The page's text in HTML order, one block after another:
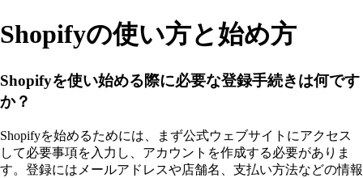
Shopifyの使い方と始め方
Shopifyを使い始める際に必要な登録手続きは何です
か？
Shopifyを始めるためには、まず公式ウェブサイトにアクセス
して必要事項を入力し、アカウントを作成する必要がありま
す。登録にはメールアドレスや店舗名、支払い方法などの情報